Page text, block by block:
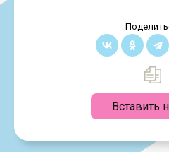
Вставить